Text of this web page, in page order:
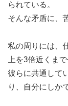
られている。
そんな矛盾に、
私の周りには、
上を3倍近くま
彼らに共通して
り、自分にしか